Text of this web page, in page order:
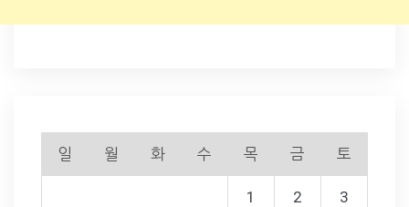
일 월 화 수 목 금 토
1 2 3